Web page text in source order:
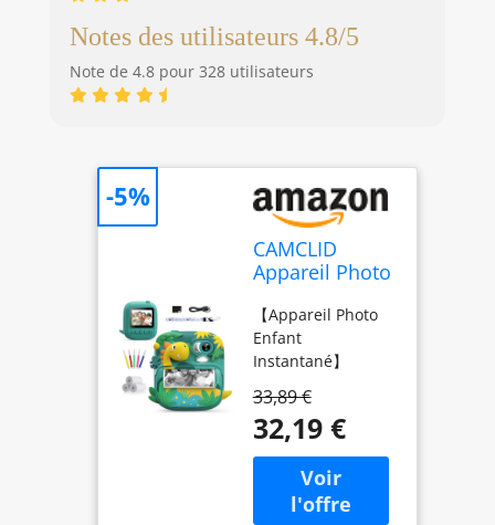
Notes des utilisateurs 4.8/5
Note de 4.8 pour 328 utilisateurs
CAMCLID
Appareil Photo
Enfants,
12MP/1080P
Appareils
Photo
Numérique
Enfants avec
Carte 32G et 3
Rouleaux de
Papier, 2,4
【Appareil Photo
Enfant
Instantané】
photo numérique
enfants avec
fonction
d'impression
instantanée. Les
33,89 €
32,19 €
-5%